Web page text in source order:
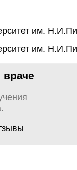
им.
им.